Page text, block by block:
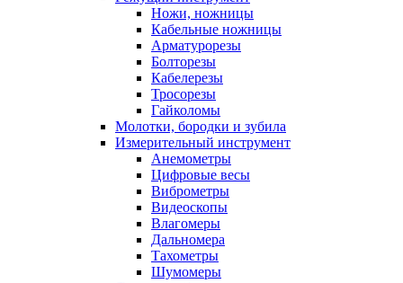
Ножи, ножницы
Кабельные ножницы
Арматурорезы
Болторезы
Кабелерезы
Тросорезы
Гайколомы
Молотки, бородки и зубила
Измерительный инструмент
Анемометры
Цифровые весы
Виброметры
Видеоскопы
Влагомеры
Дальномера
Тахометры
Шумомеры